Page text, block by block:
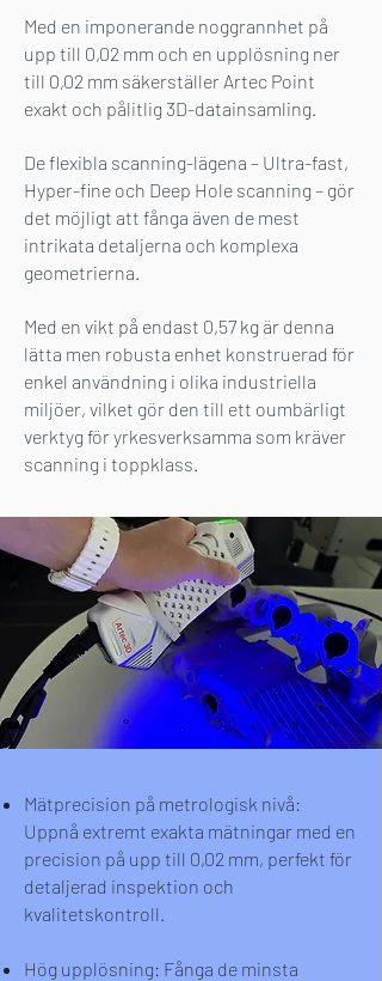
Med en imponerande noggrannhet på
upp till 0,02 mm och en upplösning ner
till 0,02 mm säkerställer Artec Point
exakt och pålitlig 3D-datainsamling.
De flexibla scanning-lägena – Ultra-fast,
Hyper-fine och Deep Hole scanning – gör
det möjligt att fånga även de mest
intrikata detaljerna och komplexa
geometrierna.
Med en vikt på endast 0,57 kg är denna
lätta men robusta enhet konstruerad för
enkel användning i olika industriella
miljöer, vilket gör den till ett oumbärligt
verktyg för yrkesverksamma som kräver
scanning i toppklass.
Mätprecision på metrologisk nivå:
Uppnå extremt exakta mätningar med en
precision på upp till 0,02 mm, perfekt för
detaljerad inspektion och
kvalitetskontroll.
Hög upplösning: Fånga de minsta